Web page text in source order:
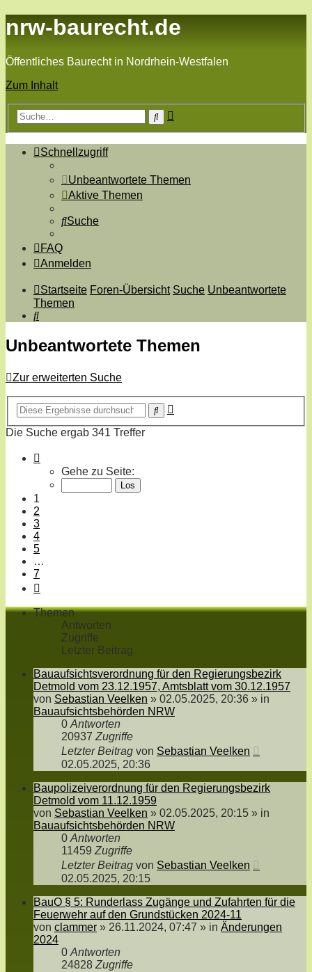
nrw-baurecht.de
Öffentliches Baurecht in Nordrhein-Westfalen
Zum Inhalt
Suche
Schnellzugriff
Unbeantwortete Themen
Aktive Themen
Suche
FAQ
Anmelden
Startseite Foren-Übersicht Suche Unbeantwortete
Themen
Suche
Unbeantwortete Themen
Zur erweiterten Suche
Suche
Die Suche ergab 341 Treffer
von
Gehe zu Seite:
1
2
3
4
5
…
7
Themen
Antworten
Zugriffe
Letzter Beitrag
Bauaufsichtsverordnung für den Regierungsbezirk
Detmold vom 23.12.1957, Amtsblatt vom 30.12.1957
von Sebastian Veelken » 02.05.2025, 20:36 » in
Bauaufsichtsbehörden NRW
0 Antworten
20937 Zugriffe
Letzter Beitrag von Sebastian Veelken
02.05.2025, 20:36
Baupolizeiverordnung für den Regierungsbezirk
Detmold vom 11.12.1959
von Sebastian Veelken » 02.05.2025, 20:15 » in
Bauaufsichtsbehörden NRW
0 Antworten
11459 Zugriffe
Letzter Beitrag von Sebastian Veelken
02.05.2025, 20:15
BauO § 5: Runderlass Zugänge und Zufahrten für die
Feuerwehr auf den Grundstücken 2024-11
von clammer » 26.11.2024, 07:47 » in Änderungen
2024
0 Antworten
24828 Zugriffe